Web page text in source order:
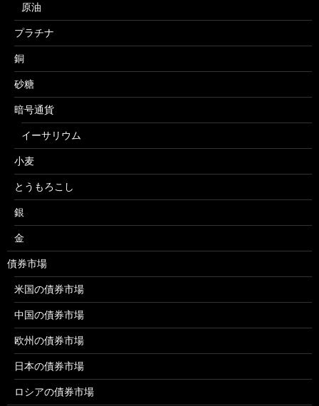
原油
プラチナ
銅
砂糖
暗号通貨
イーサリウム
小麦
とうもろこし
銀
金
債券市場
米国の債券市場
中国の債券市場
欧州の債券市場
日本の債券市場
ロシアの債券市場